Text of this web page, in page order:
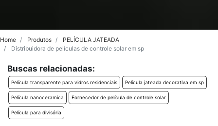
Home Produtos
PELÍCULA JATEADA
Distribuidora de películas de controle solar em sp
Buscas relacionadas:
Película transparente para vidros residenciais Película jateada decorativa em sp
Película nanoceramica Fornecedor de película de controle solar
Película para divisória